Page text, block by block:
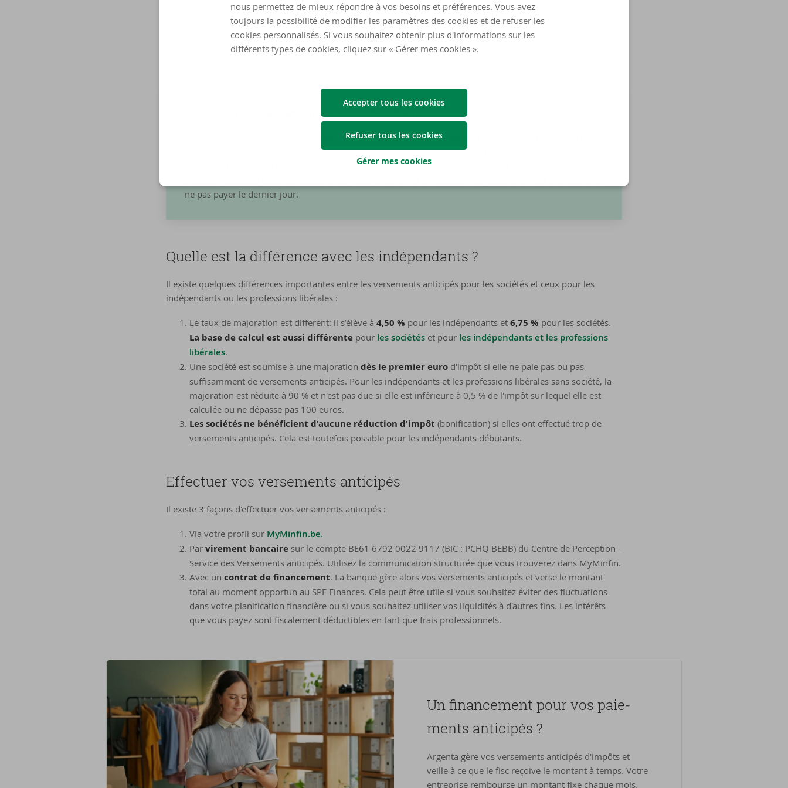
nous permettez de mieux répondre à vos besoins et préférences. Vous avez
toujours la possibilité de modifier les paramètres des cookies et de refuser les
cookies personnalisés. Si vous souhaitez obtenir plus d'informations sur les
différents types de cookies, cliquez sur « Gérer mes cookies ».
Accepter tous les cookies
Refuser tous les cookies
Gérer mes cookies
Si les versements anticipés versés sont suffisants, les avantages correspondants permettent de compenser
entièrement la majoration. Vous payez trop ? Alors les paiements anticipés excédentaires vous seront
N'attendez pas trop longtemps : voici les dates limites
Les versements anticipés doivent être effectués à temps. Pour l’exercice d'imposition 2027 (revenus
2026), les dates limites sont les suivantes : 10 avril, 10 juillet, 12 octobre et 21 décembre. À ces dates,
le montant doit être crédité sur le compte du service Versements anticipés. Étant donné qu'il peut
ne pas payer le dernier jour.
Quelle est la dif­fé­rence avec les in­dé­pen­dants ?
Il existe quelques différences importantes entre les versements anticipés pour les sociétés et ceux pour les
indépendants ou les professions libérales :
Le taux de majoration est different: il s’élève à 4,50 % pour les indépendants et 6,75 % pour les sociétés.
La base de calcul est aussi différente pour les sociétéset pour les indépendants et les professions
libérales.
Une société est soumise à une majoration dès le premier euro d'impôt si elle ne paie pas ou pas
suffisamment de versements anticipés. Pour les indépendants et les professions libérales sans société, la
majoration est réduite à 90 % et n'est pas due si elle est inférieure à 0,5 % de l'impôt sur lequel elle est
calculée ou ne dépasse pas 100 euros.
Les sociétés ne bénéficient d'aucune réduction d'impôt (bonification) si elles ont effectué trop de
versements anticipés. Cela est toutefois possible pour les indépendants débutants.
Ef­fec­tuer vos ver­se­ments an­ti­ci­pés
Il existe 3 façons d'effectuer vos versements anticipés :
Via votre profil surMyMinfin.be.
Par virement bancaire sur le compte BE61 6792 0022 9117 (BIC : PCHQ BEBB) du Centre de Perception -
Service des Versements anticipés. Utilisez la communication structurée que vous trouverez dans MyMinfin.
Avec un contrat de financement. La banque gère alors vos versements anticipés et verse le montant
total au moment opportun au SPF Finances. Cela peut être utile si vous souhaitez éviter des fluctuations
dans votre planification financière ou si vous souhaitez utiliser vos liquidités à d'autres fins. Les intérêts
que vous payez sont fiscalement déductibles en tant que frais professionnels.
Un fi­nan­ce­ment pour vos paie­
ments an­ti­ci­pés ?
Argenta gère vos versements anticipés d'impôts et
veille à ce que le fisc reçoive le montant à temps. Votre
entreprise rembourse un montant fixe chaque mois.